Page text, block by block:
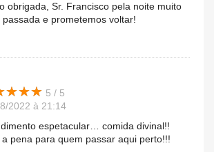
obrigada, Sr. Francisco pela noite muito
passada e prometemos voltar!
★★★
★★★ 5 / 5
2022 à 21:14
espetacular… comida divinal!!
a pena para quem passar aqui perto!!!